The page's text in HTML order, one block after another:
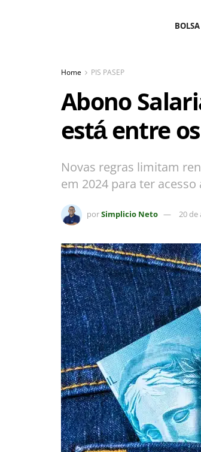
Home PIS PASEP
Abono
está entre
Novas regras limitam
em 2024 para ter
porSimplicio Neto 20 de